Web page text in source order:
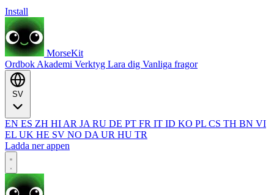
Install
MorseKit
Ordbok Akademi Verktyg Lara dig Vanliga fragor
EN ES ZH HI AR JA RU DE PT FR IT ID KO PL CS TH BN VI
EL UK HE SV NO DA UR HU TR
Ladda ner appen